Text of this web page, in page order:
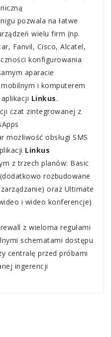
pozwala na łatwe
wielu firm (np.
Fanvil, Cisco, Alcatel,
konfigurowania
aparacie
i komputerem
Linkus.
czat zintegrowanej z
możliwość obsługi SMS
Linkus
z trzech planów: Basic
rozbudowane
zarządzanie) oraz Ultimate
i wideo konferencje)
z wieloma regułami
schematami dostępu
centralę przed próbami
ingerencji